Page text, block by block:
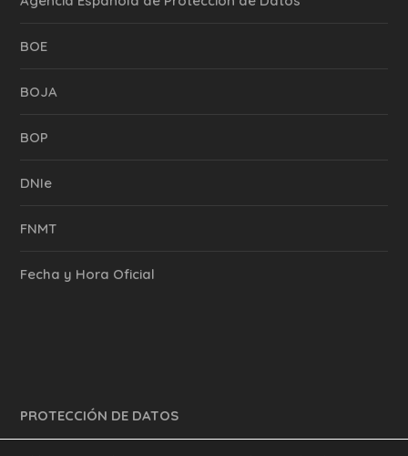
BOE
BOJA
BOP
DNIe
FNMT
Fecha y Hora Oficial
PROTECCIÓN DE DATOS